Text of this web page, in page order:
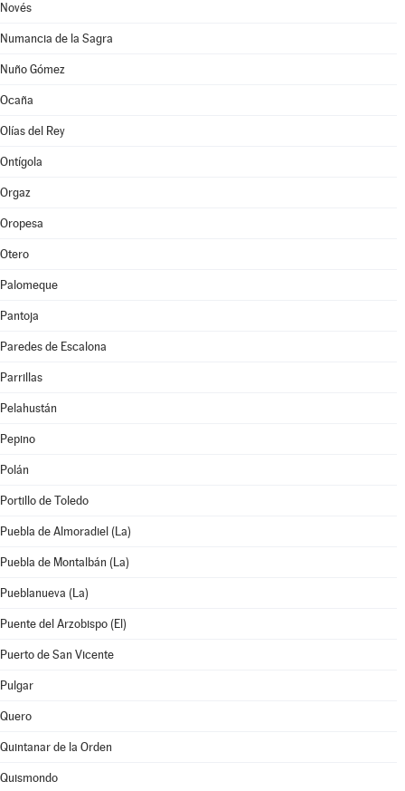
Novés
Numancia de la Sagra
Nuño Gómez
Ocaña
Olías del Rey
Ontígola
Orgaz
Oropesa
Otero
Palomeque
Pantoja
Paredes de Escalona
Parrillas
Pelahustán
Pepino
Polán
Portillo de Toledo
Puebla de Almoradiel (La)
Puebla de Montalbán (La)
Pueblanueva (La)
Puente del Arzobispo (El)
Puerto de San Vicente
Pulgar
Quero
Quintanar de la Orden
Quismondo